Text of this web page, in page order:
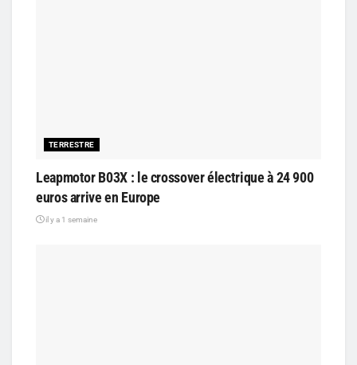
TERRESTRE
Leapmotor B03X : le crossover électrique à 24 900
euros arrive en Europe
il y a 1 semaine